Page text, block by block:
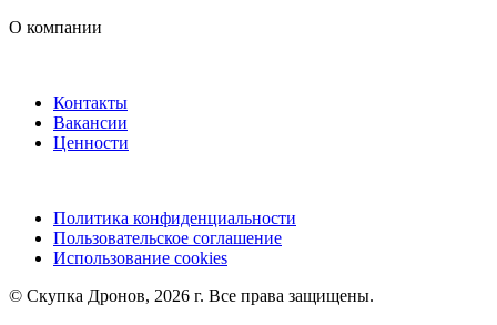
О компании
Контакты
Вакансии
Ценности
Политика конфиденциальности
Пользовательское соглашение
Использование cookies
©️ Скупка Дронов, 2026 г. Все права защищены.